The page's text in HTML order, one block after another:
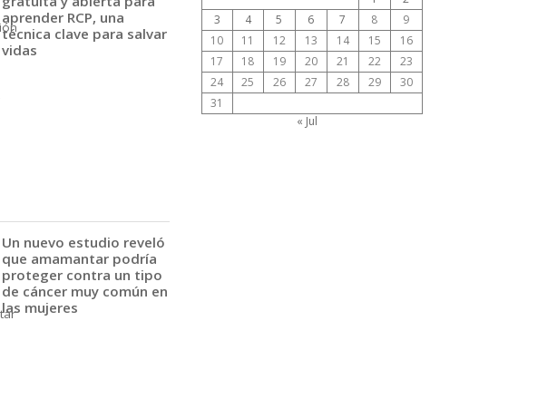
aprender RCP, una
técnica clave para salvar
vidas
Un nuevo estudio reveló
que amamantar podría
proteger contra un tipo
de cáncer muy común en
las mujeres
3
4 5 6 7 8
9
10
11 12 13 14 15
16
17
18 19 20 21 22
23
24
25 26 27 28 29
30
31
« Jul